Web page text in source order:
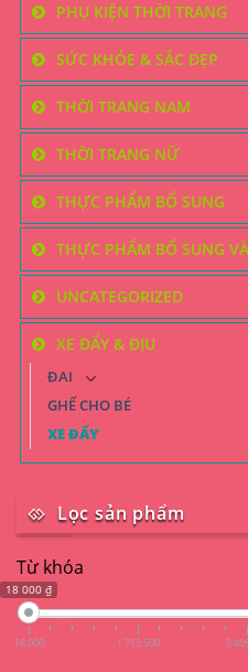
PHỤ KIỆN THỜI TRANG
SỨC KHỎE & SẮC ĐẸP
THỜI TRANG NAM
THỜI TRANG NỮ
THỰC PHẨM BỔ SUNG
THỰC PHẨM BỔ SUNG
UNCATEGORIZED
XE ĐẨY & ĐỊU
ĐAI
GHẾ CHO BÉ
XE ĐẨY
Lọc sản phẩm
Từ khóa
18 000 ₫
18 000 1 713 500 3